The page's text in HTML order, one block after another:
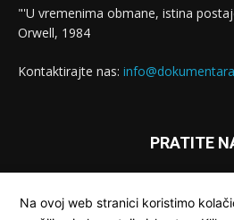
"'U vremenima obmane, istina
Orwell, 1984
Kontaktirajte nas:
PRATITE
Na ovoj web stranici koristimo